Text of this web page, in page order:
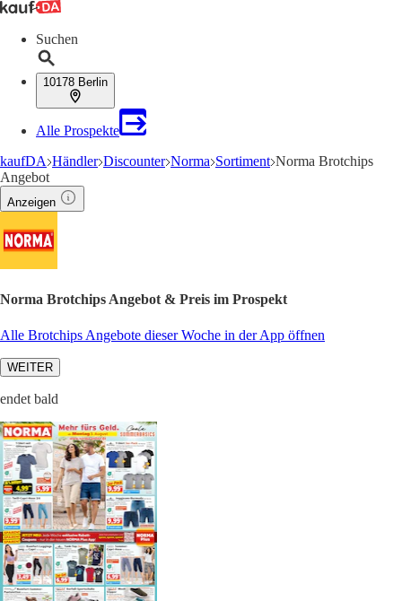
Suchen
10178 Berlin
Alle Prospekte
kaufDA Händler Discounter Norma Sortiment Norma Brotchips
Angebot
Anzeigen
Norma Brotchips Angebot & Preis im Prospekt
Alle Brotchips Angebote dieser Woche in der App öffnen
WEITER
endet bald